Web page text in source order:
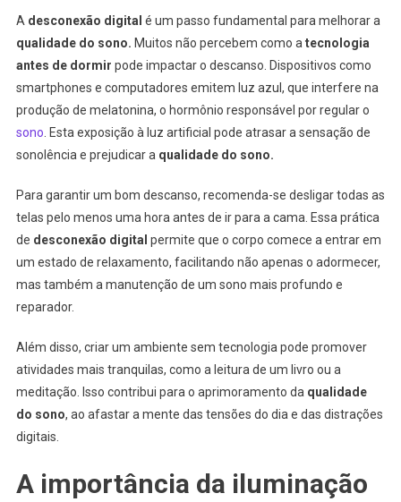
A desconexão digital é um passo fundamental para melhorar a
qualidade do sono. Muitos não percebem como atecnologia
antes de dormir pode impactar o descanso. Dispositivos como
smartphones e computadores emitem luz azul, que interfere na
produção de melatonina, o hormônio responsável por regular o
sono. Esta exposição à luz artificial pode atrasar a sensação de
sonolência e prejudicar a qualidade do sono.
Para garantir um bom descanso, recomenda-se desligar todas as
telas pelo menos uma hora antes de ir para a cama. Essa prática
de desconexão digital permite que o corpo comece a entrar em
um estado de relaxamento, facilitando não apenas o adormecer,
mas também a manutenção de um sono mais profundo e
reparador.
Além disso, criar um ambiente sem tecnologia pode promover
atividades mais tranquilas, como a leitura de um livro ou a
meditação. Isso contribui para o aprimoramento da qualidade
do sono, ao afastar a mente das tensões do dia e das distrações
digitais.
A importância da iluminação